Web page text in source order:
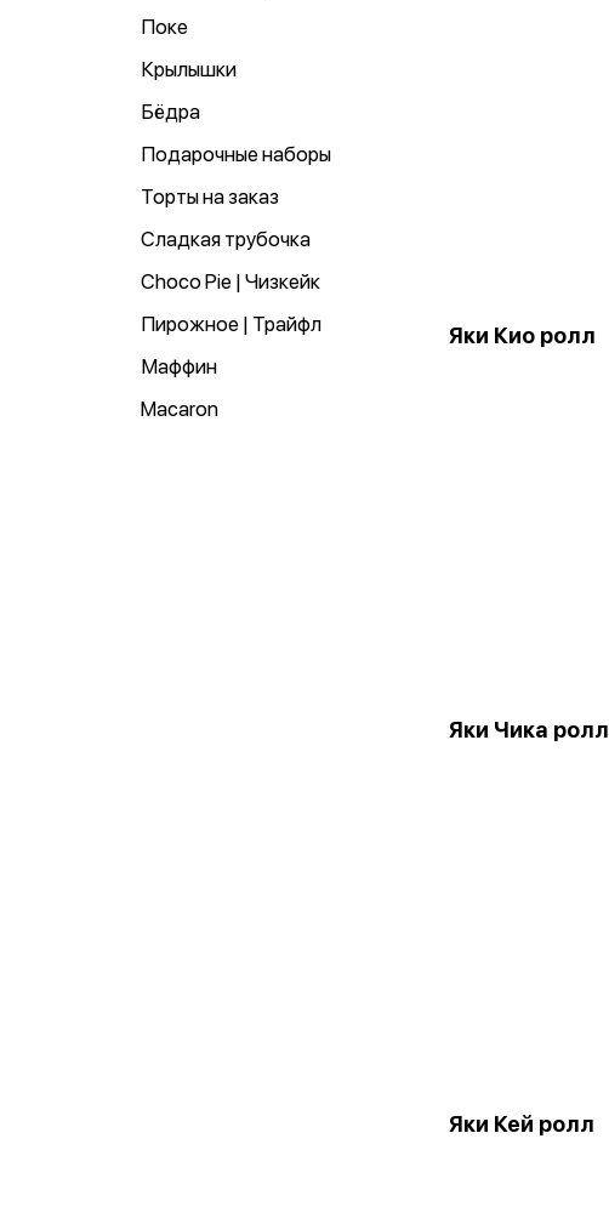
Поке
Крылышки
Бёдра
Подарочные наборы
Торты на заказ
Сладкая трубочка
Choco Pie | Чизкейк
Пирожное | Трайфл
Маффин
Macaron
Яки Кио ролл
Яки Чика ролл
Яки Кей ролл